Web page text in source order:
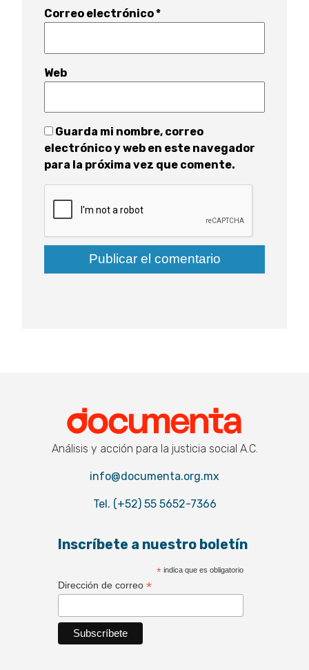
Correo electrónico*
Web
Guarda mi nombre, correo
electrónico y web en este navegador
para la próxima vez que comente.
Documenta
Análisis y acción para la justicia social A.C.
info@documenta.org.mx
Tel. (+52) 55 5652-7366
Inscríbete a nuestro boletín
*indica que es obligatorio
Dirección de correo *